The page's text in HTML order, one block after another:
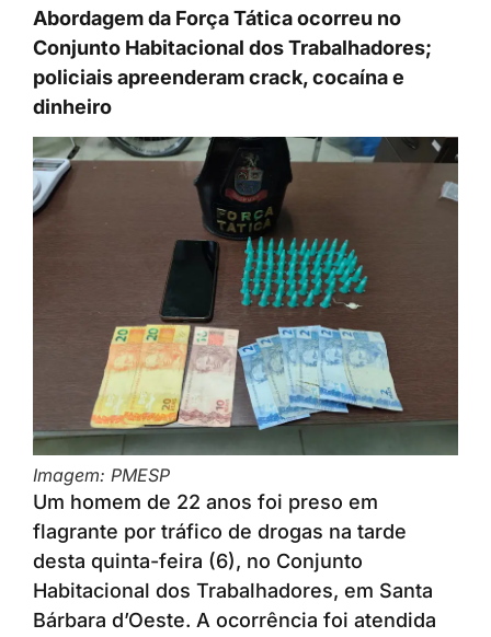
Abordagem da Força Tática ocorreu no
Conjunto Habitacional dos Trabalhadores;
policiais apreenderam crack, cocaína e
dinheiro
Imagem: PMESP
Um homem de 22 anos foi preso em
flagrante por tráfico de drogas na tarde
desta quinta-feira (6), no Conjunto
Habitacional dos Trabalhadores, em Santa
Bárbara d’Oeste. A ocorrência foi atendida